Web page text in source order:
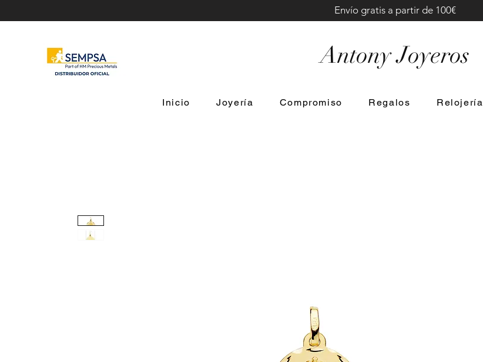
Antony Joyeros
Envío gratis a partir de 100€
Inicio Joyería Compromiso Regalos Relojería